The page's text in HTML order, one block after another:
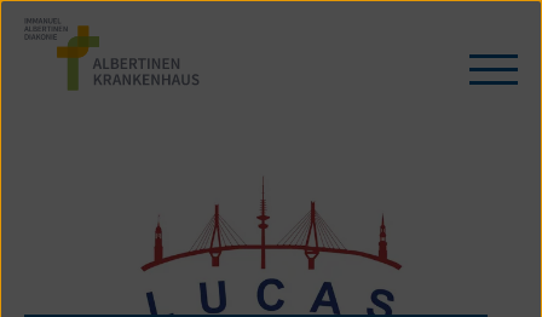
Zum
Seiteninhalt
springen